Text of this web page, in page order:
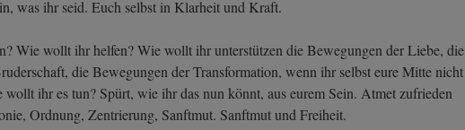
was ihr seid. Euch selbst in Klarheit und Kraft.
Wie wollt ihr helfen? Wie wollt ihr unterstützen die Bewegungen der Liebe, die
die Bewegungen der Transformation, wenn ihr selbst eure Mitte nicht
ihr es tun? Spürt, wie ihr das nun könnt, aus eurem Sein. Atmet zufrieden
Ordnung, Zentrierung, Sanftmut. Sanftmut und Freiheit.